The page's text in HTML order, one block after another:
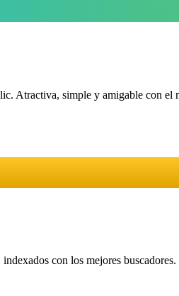
Atractiva, simple y amigable con el
con los mejores buscadores.